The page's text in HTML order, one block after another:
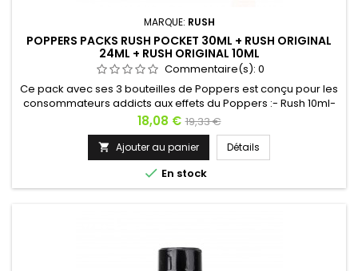
MARQUE: RUSH
POPPERS PACKS RUSH POCKET 30ML + RUSH ORIGINAL
24ML + RUSH ORIGINAL 10ML
Commentaire(s): 0
Ce pack avec ses 3 bouteilles de Poppers est conçu pour les
consommateurs addicts aux effets du Poppers :- Rush 10ml-
Rush 24ml- Rush Pocket 30mlVous aimez avoir votre Poppers
dans toutes les situations ? Avec ce pack, partagez votre
Rush 24ml en soirée entre amis, emportez votre Rush Pocket
30ml en boîte discret et résistant, utilisez votre Rush 10ml...
Prix
18,08 € Prix
de
base
19,33 €
 Ajouter au panier Détails
 En stock